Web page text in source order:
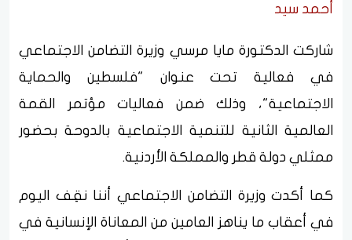
أحمد سيد
شاركت الدكتورة مايا مرسي وزيرة التضامن الاجتماعي
في فعالية تحت عنوان "فلسطين والحماية
الاجتماعية"، وذلك ضمن فعاليات مؤتمر القمة
العالمية الثانية للتنمية الاجتماعية بالدوحة بحضور
ممثلي دولة قطر والمملكة الأردنية.
كما أكدت وزيرة التضامن الاجتماعي أننا نقِف اليوم
في أعقاب ما يناهز العامين من المعاناة الإنسانية في